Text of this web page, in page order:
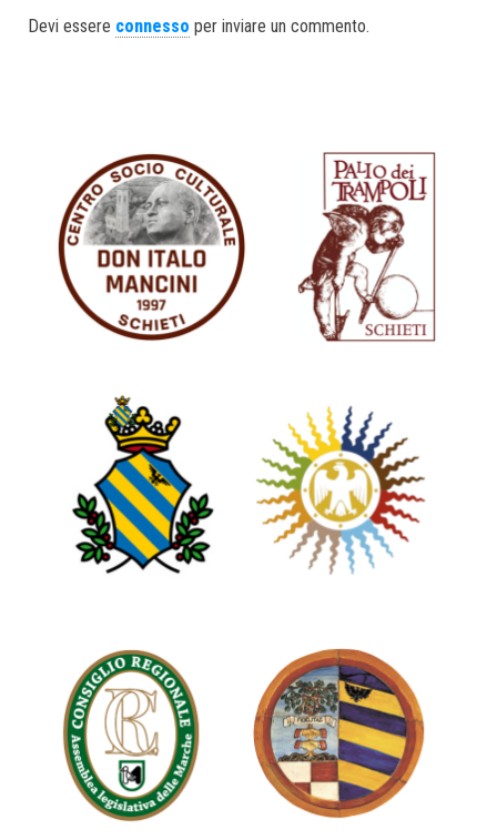
ok er In
Devi essere connesso per inviare un commento.